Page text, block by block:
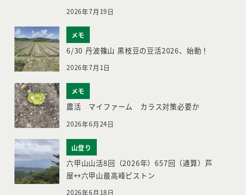
2026年7月19日
メモ
6/30 丹波篠山 黒枝豆の豆活2026、始動！
2026年7月1日
メモ
農活 マイファーム カラス対策必要か
2026年6月24日
山登り
六甲山山活8回（2026年）657回（通算）芦
屋↔︎六甲山最高峰ピストン
2026年6月18日